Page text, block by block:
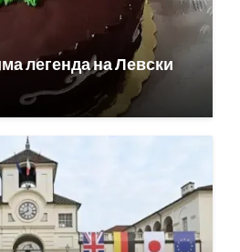
легенда на Левски